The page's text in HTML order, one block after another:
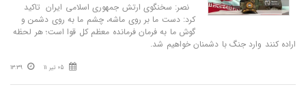
نصر: سخنگوی ارتش جمهوری اسلامی ایران تاکید
کرد: دست ما بر روی ماشه، چشم ما به روی دشمن و
گوش ما به فرمان فرمانده معظم کل قوا است؛ هر لحظه
اراده کنند وارد جنگ با دشمنان خواهیم شد.
05 تیر 11 13:39